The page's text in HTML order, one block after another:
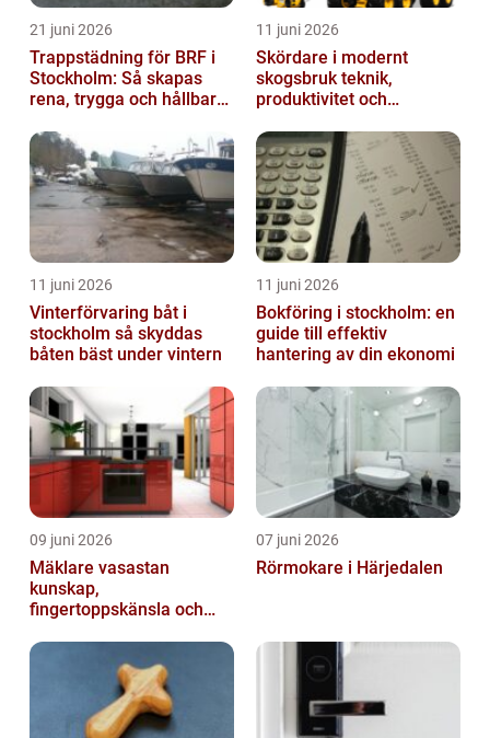
21 juni 2026
Trappstädning för BRF i
Stockholm: Så skapas
rena, trygga och hållbara
11 juni 2026
Skördare i modernt
skogsbruk teknik,
produktivitet och
11 juni 2026
Vinterförvaring båt i
stockholm så skyddas
båten bäst under vintern
11 juni 2026
Bokföring i stockholm: en
guide till effektiv
hantering av din ekonomi
09 juni 2026
Mäklare vasastan
kunskap,
fingertoppskänsla och
07 juni 2026
Rörmokare i Härjedalen